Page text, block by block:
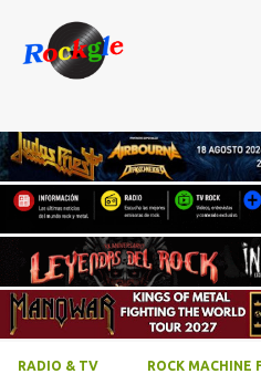
RADIO & TV ROCK MACHINE